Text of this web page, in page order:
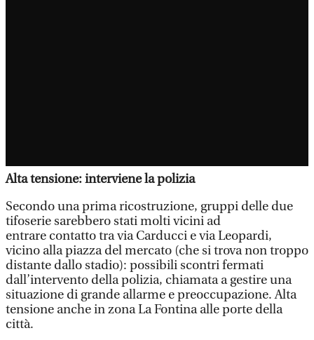
Alta tensione: interviene la polizia
Secondo una prima ricostruzione, gruppi delle due
tifoserie sarebbero stati molti vicini ad
entrare contatto tra via Carducci e via Leopardi,
vicino alla piazza del mercato (che si trova non troppo
distante dallo stadio): possibili scontri fermati
dall’intervento della polizia, chiamata a gestire una
situazione di grande allarme e preoccupazione. Alta
tensione anche in zona La Fontina alle porte della
città.